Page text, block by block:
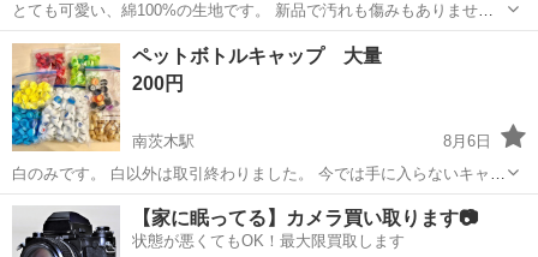
とても可愛い、綿100%の生地です。 新品で汚れも傷みもありませ
ん。 使う予定がなくなったため、1つ300円でお譲りします。 サイ
ズ 108〜110cm ✕ 150cm まとめてご購入下さる場合は、お値段のご
相談...
大阪 茨木市 茨木駅 その他
ペットボトルキャップ 大量
200円
南茨木駅
8月6日
白のみです。 白以外は取引終わりました。 今では手に入らないキャッ
プもあるかと思います。 工作や遊び道具としても使ってもらえたらと
思い出品しました。 洗っていますが、自宅管理のためご理解の上、ご
購入お願い致します。 ※...
大阪 茨木市 南茨木駅 その他 ボトルキャップ
【家に眠ってる】カメラ買い取ります📷
状態が悪くてもOK！最大限買取します